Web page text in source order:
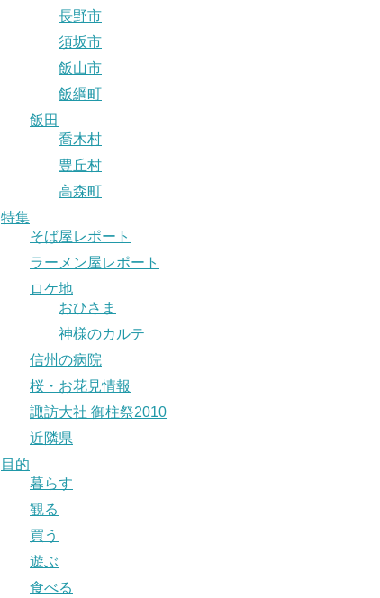
長野市
須坂市
飯山市
飯綱町
飯田
喬木村
豊丘村
高森町
特集
そば屋レポート
ラーメン屋レポート
ロケ地
おひさま
神様のカルテ
信州の病院
桜・お花見情報
諏訪大社 御柱祭2010
近隣県
目的
暮らす
観る
買う
遊ぶ
食べる